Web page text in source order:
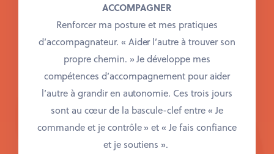
ACCOMPAGNER
Renforcer ma posture et mes pratiques
d’accompagnateur. « Aider l’autre à trouver son
propre chemin. »Je développe mes
compétences d’accompagnement pour aider
l’autre à grandir en autonomie. Ces trois jours
sont au cœur de la bascule-clef entre « Je
commande et je contrôle » et « Je fais confiance
et je soutiens ».